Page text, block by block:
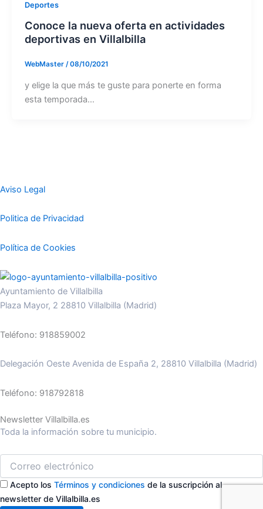
Deportes
Conoce la nueva oferta en actividades
deportivas en Villalbilla
WebMaster /08/10/2021
y elige la que más te guste para ponerte en forma
esta temporada…
Aviso Legal
Politica de Privacidad
Política de Cookies
Ayuntamiento de Villalbilla
Plaza Mayor, 2 28810 Villalbilla (Madrid)
Teléfono: 918859002
Delegación Oeste Avenida de España 2, 28810 Villalbilla (Madrid)
Teléfono: 918792818
Newsletter Villalbilla.es
Toda la información sobre tu municipio.
Acepto los Términos y condiciones de la suscripción al
newsletter de Villalbilla.es